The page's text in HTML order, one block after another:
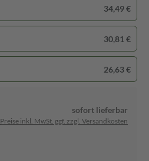
34,49 €
30,81 €
26,63 €
sofort lieferbar
Preise inkl. MwSt. ggf. zzgl. Versandkosten